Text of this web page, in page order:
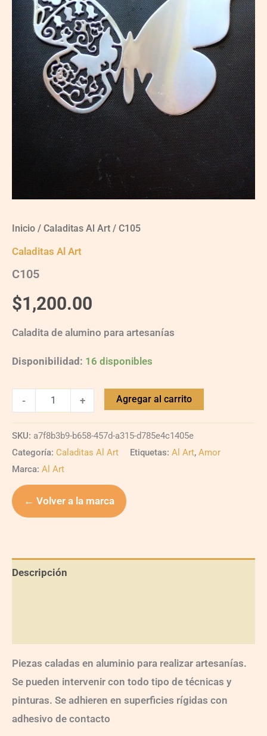
Inicio / Caladitas Al Art / C105
Caladitas Al Art
C105
$1,200.00
Caladita de alumino para artesanías
Disponibilidad: 16 disponibles
- + Agregar al carrito
SKU: a7f8b3b9-b658-457d-a315-d785e4c1405e
Categoría: Caladitas Al Art Etiquetas: Al Art, Amor
Marca: Al Art
← Volver a la marca
Descripción
Piezas caladas en aluminio para realizar artesanías.
Se pueden intervenir con todo tipo de técnicas y
pinturas. Se adhieren en superficies rígidas con
adhesivo de contacto